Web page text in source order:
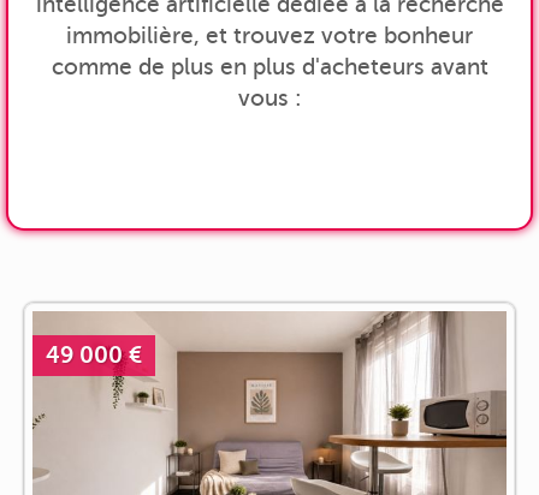
immobilière, et trouvez votre bonheur
comme de plus en plus d'acheteurs avant
vous :
49 000 €